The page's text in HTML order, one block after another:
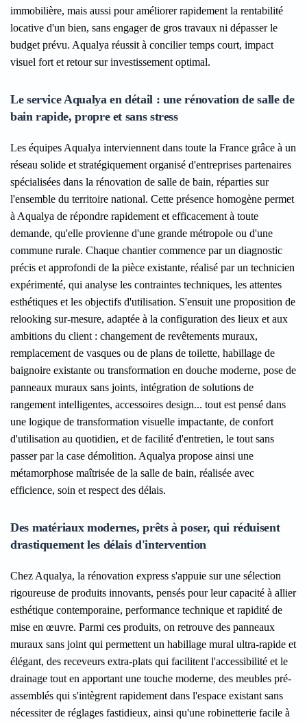
immobilière, mais aussi pour améliorer rapidement la rentabilité
locative d'un bien, sans engager de gros travaux ni dépasser le
budget prévu. Aqualya réussit à concilier temps court, impact
visuel fort et retour sur investissement optimal.
Le service Aqualya en détail : une rénovation de salle de
bain rapide, propre et sans stress
Les équipes Aqualya interviennent dans toute la France grâce à un
réseau solide et stratégiquement organisé d'entreprises partenaires
spécialisées dans la rénovation de salle de bain, réparties sur
l'ensemble du territoire national. Cette présence homogène permet
à Aqualya de répondre rapidement et efficacement à toute
demande, qu'elle provienne d'une grande métropole ou d'une
commune rurale. Chaque chantier commence par un diagnostic
précis et approfondi de la pièce existante, réalisé par un technicien
expérimenté, qui analyse les contraintes techniques, les attentes
esthétiques et les objectifs d'utilisation. S'ensuit une proposition de
relooking sur-mesure, adaptée à la configuration des lieux et aux
ambitions du client : changement de revêtements muraux,
remplacement de vasques ou de plans de toilette, habillage de
baignoire existante ou transformation en douche moderne, pose de
panneaux muraux sans joints, intégration de solutions de
rangement intelligentes, accessoires design... tout est pensé dans
une logique de transformation visuelle impactante, de confort
d'utilisation au quotidien, et de facilité d'entretien, le tout sans
passer par la case démolition. Aqualya propose ainsi une
métamorphose maîtrisée de la salle de bain, réalisée avec
efficience, soin et respect des délais.
Des matériaux modernes, prêts à poser, qui réduisent
drastiquement les délais d'intervention
Chez Aqualya, la rénovation express s'appuie sur une sélection
rigoureuse de produits innovants, pensés pour leur capacité à allier
esthétique contemporaine, performance technique et rapidité de
mise en œuvre. Parmi ces produits, on retrouve des panneaux
muraux sans joint qui permettent un habillage mural ultra-rapide et
élégant, des receveurs extra-plats qui facilitent l'accessibilité et le
drainage tout en apportant une touche moderne, des meubles pré-
assemblés qui s'intègrent rapidement dans l'espace existant sans
nécessiter de réglages fastidieux, ainsi qu'une robinetterie facile à